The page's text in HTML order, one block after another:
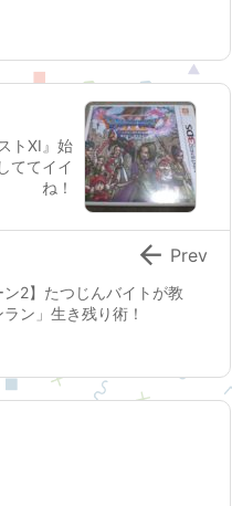
トXI』始
ててイイ
ね！
ン2】たつじんバイトが教
ン」生き残り術！
 Prev